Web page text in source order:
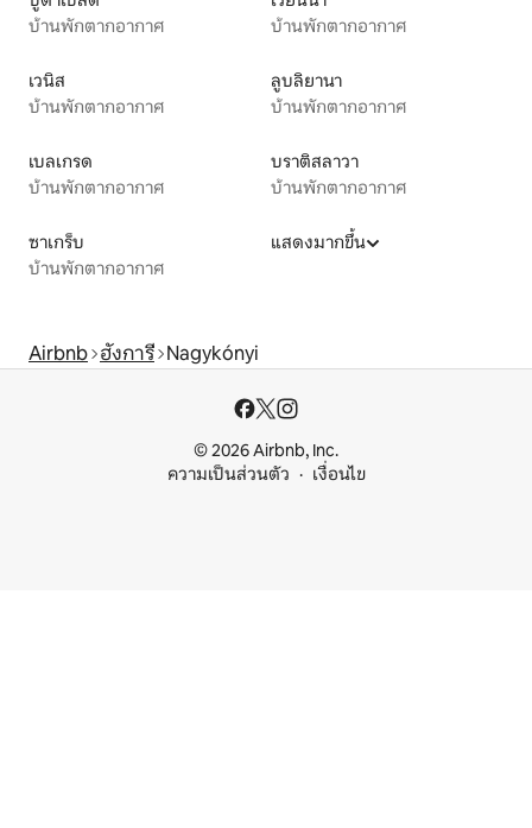
บ้านพักตากอากาศ
บ้านพักตากอากาศ
เวนิส
บ้านพักตากอากาศ
ลูบลิยานา
บ้านพักตากอากาศ
เบลเกรด
บ้านพักตากอากาศ
บราติสลาวา
บ้านพักตากอากาศ
ซาเกร็บ
บ้านพักตากอากาศ
แสดงมากขึ้น
Airbnb ฮังการี Nagykónyi
© 2026 Airbnb, Inc.
ความเป็นส่วนตัว
เงื่อนไข